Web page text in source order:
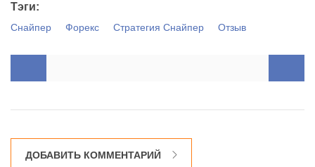
Тэги:
Снайпер Форекс Стратегия Снайпер Отзыв
ДОБАВИТЬ КОММЕНТАРИЙ